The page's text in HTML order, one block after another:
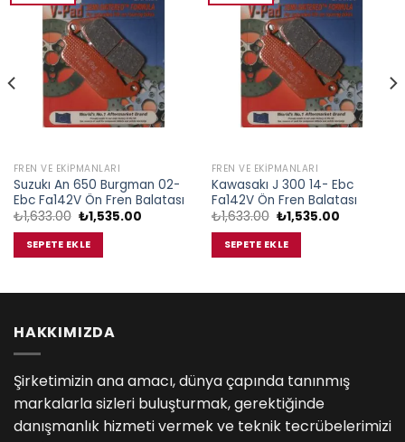
FREN VE EKIPMANLARI
Suzukı An 650 Burgman 02-
Ebc Fa142V Ön Fren Balatası
₺1,633.00 Orijinal
fiyat:
₺1,633.00.
₺1,535.00Şu
SEPETE EKLE
FREN VE EKIPMANLARI
Kawasakı J 300 14- Ebc
Fa142V Ön Fren Balatası
₺1,633.00 Orijinal
fiyat:
₺1,633.00.
₺1,535.00Şu
SEPETE EKLE
HAKKIMIZDA
Şirketimizin ana amacı, dünya çapında tanınmış
markalarla sizleri buluşturmak, gerektiğinde
danışmanlık hizmeti vermek ve teknik tecrübelerimizi